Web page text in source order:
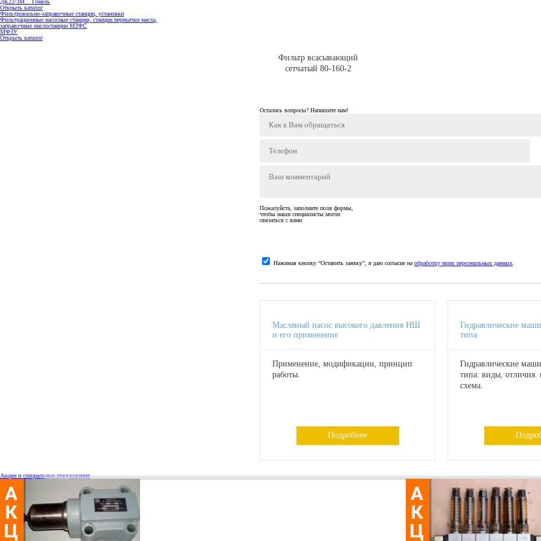
Открыть каталог
Фильтровально-заправочные станции, установки
Фильтрационные насосные станции, станции перекачки масла,
заправочные маслостанции МЗФС
МФЗУ
Открыть каталог
Фильтр всасывающий
сетчатый 80-160-2
Остались вопросы? Напишите нам!
Пожалуйста, заполните поля формы,
чтобы наши специалисты могли
связаться с вами
Нажимая кнопку “Оставить заявку”, я даю согласие на обработку моих персональных данных
Масляный насос высокого давления НШ
и его применение
Применение, модификации, принцип
работы.
Подробнее
Гидравлические
типа
Гидравлические
типа: виды, отличия.
схема.
Акции и специальные предложения